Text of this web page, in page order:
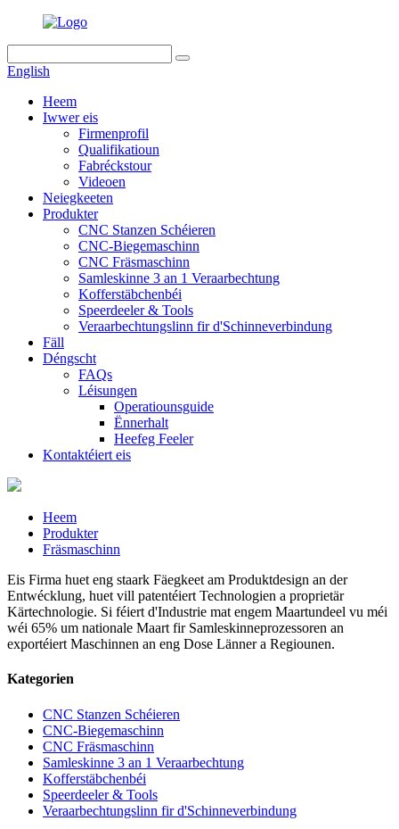
English
Heem
Iwwer eis
Firmenprofil
Qualifikatioun
Fabréckstour
Videoen
Neiegkeeten
Produkter
CNC Stanzen Schéieren
CNC-Biegemaschinn
CNC Fräsmaschinn
Samleskinne 3 an 1 Veraarbechtung
Kofferstäbchenbéi
Speerdeeler & Tools
Veraarbechtungslinn fir d'Schinneverbindung
Fäll
Déngscht
FAQs
Léisungen
Operatiounsguide
Ënnerhalt
Heefeg Feeler
Kontaktéiert eis
Heem
Produkter
Fräsmaschinn
Eis Firma huet eng staark Fäegkeet am Produktdesign an der
Entwécklung, huet vill patentéiert Technologien a proprietär
Kärtechnologie. Si féiert d'Industrie mat engem Maartundeel vu méi
wéi 65% um nationale Maart fir Samleskinneprozessoren an
exportéiert Maschinnen an eng Dose Länner a Regiounen.
Kategorien
CNC Stanzen Schéieren
CNC-Biegemaschinn
CNC Fräsmaschinn
Samleskinne 3 an 1 Veraarbechtung
Kofferstäbchenbéi
Speerdeeler & Tools
Veraarbechtungslinn fir d'Schinneverbindung